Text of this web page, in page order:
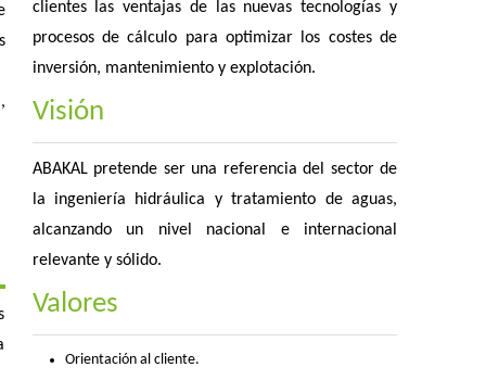
clientes las ventajas de las nuevas tecnologías y
procesos de cálculo para optimizar los costes de
inversión, mantenimiento y explotación.
Visión
ABAKAL pretende ser una referencia del sector de
la ingeniería hidráulica y tratamiento de aguas,
alcanzando un nivel nacional e internacional
relevante y sólido.
Valores
Orientación al cliente.